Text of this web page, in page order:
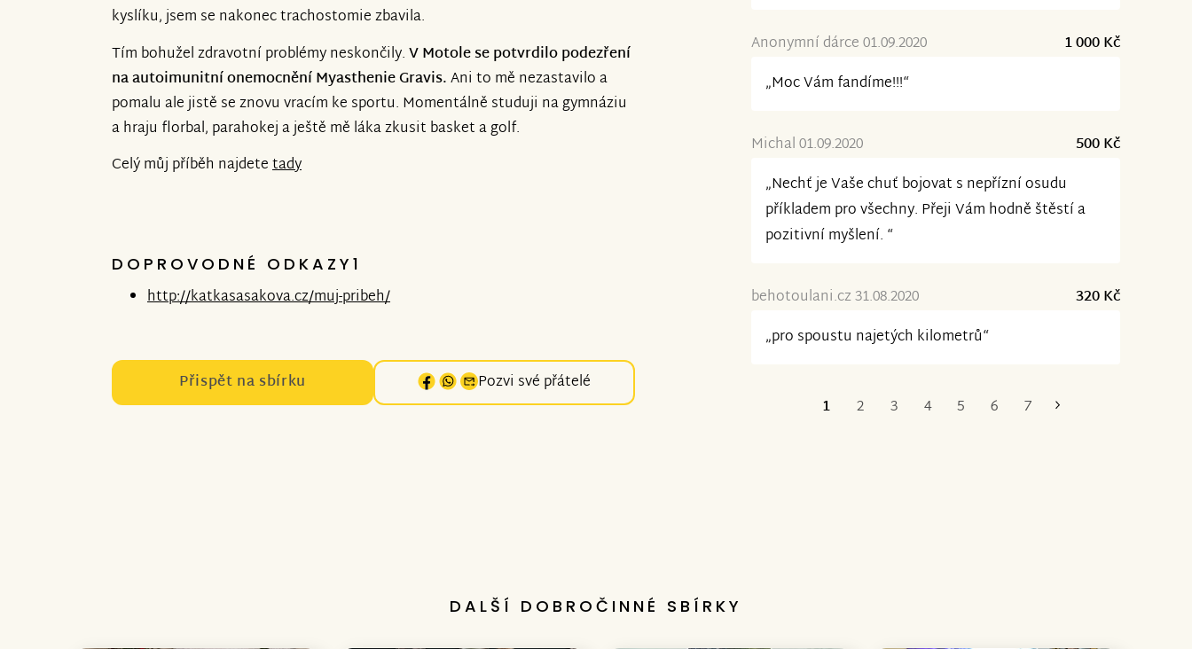
kyslíku, jsem se nakonec trachostomie zbavila.
Tím bohužel zdravotní problémy neskončily.V Motole se potvrdilo podezření
na autoimunitní onemocnění Myasthenie Gravis.Ani to mě nezastavilo a
pomalu ale jistě se znovu vracím ke sportu. Momentálně studuji na gymnáziu
a hraju florbal, parahokej a ještě mě láka zkusit basket a golf.
Celý můj příběh najdetetady
DOPROVODNÉ ODKAZY1
http://katkasasakova.cz/muj-pribeh/
Přispět na sbírku Pozvi své přátelé
Anonymní dárce 01.09.2020
1 000 Kč
„Moc Vám fandíme!!!“
Michal 01.09.2020
500 Kč
„Nechť je Vaše chuť bojovat s nepřízní osudu
příkladem pro všechny. Přeji Vám hodně štěstí a
pozitivní myšlení. “
behotoulani.cz 31.08.2020
320 Kč
„pro spoustu najetých kilometrů“
1 2 3 4 5 6 7
DALŠÍ DOBROČINNÉ SBÍRKY